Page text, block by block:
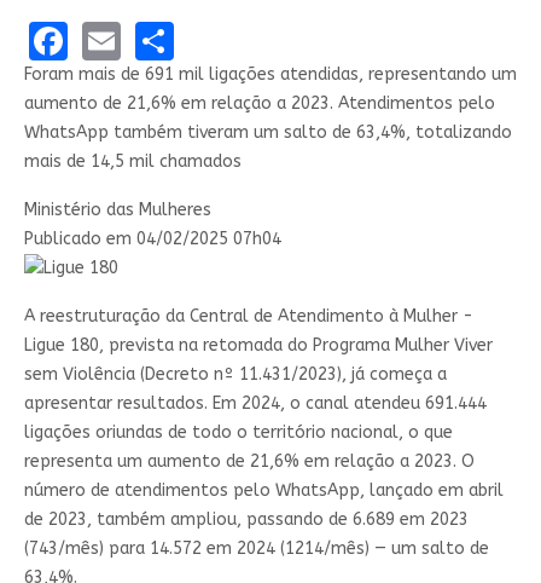
Facebook
EmailShare
Foram mais de 691 mil ligações atendidas, representando um
aumento de 21,6% em relação a 2023. Atendimentos pelo
WhatsApp também tiveram um salto de 63,4%, totalizando
mais de 14,5 mil chamados
Ministério das Mulhereslink para Copiar para área de
Publicado em 04/02/2025 07h04
A reestruturação da Central de Atendimento à Mulher -
Ligue 180, prevista na retomada do Programa Mulher Viver
sem Violência (Decreto nº 11.431/2023), já começa a
apresentar resultados. Em 2024, o canal atendeu 691.444
ligações oriundas de todo o território nacional, o que
representa um aumento de 21,6% em relação a 2023. O
número de atendimentos pelo WhatsApp, lançado em abril
de 2023, também ampliou, passando de 6.689 em 2023
(743/mês) para 14.572 em 2024 (1214/mês) — um salto de
63,4%.